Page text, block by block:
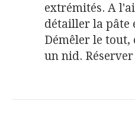
extrémités. A
détailler la pâte
Démêler le
un nid.